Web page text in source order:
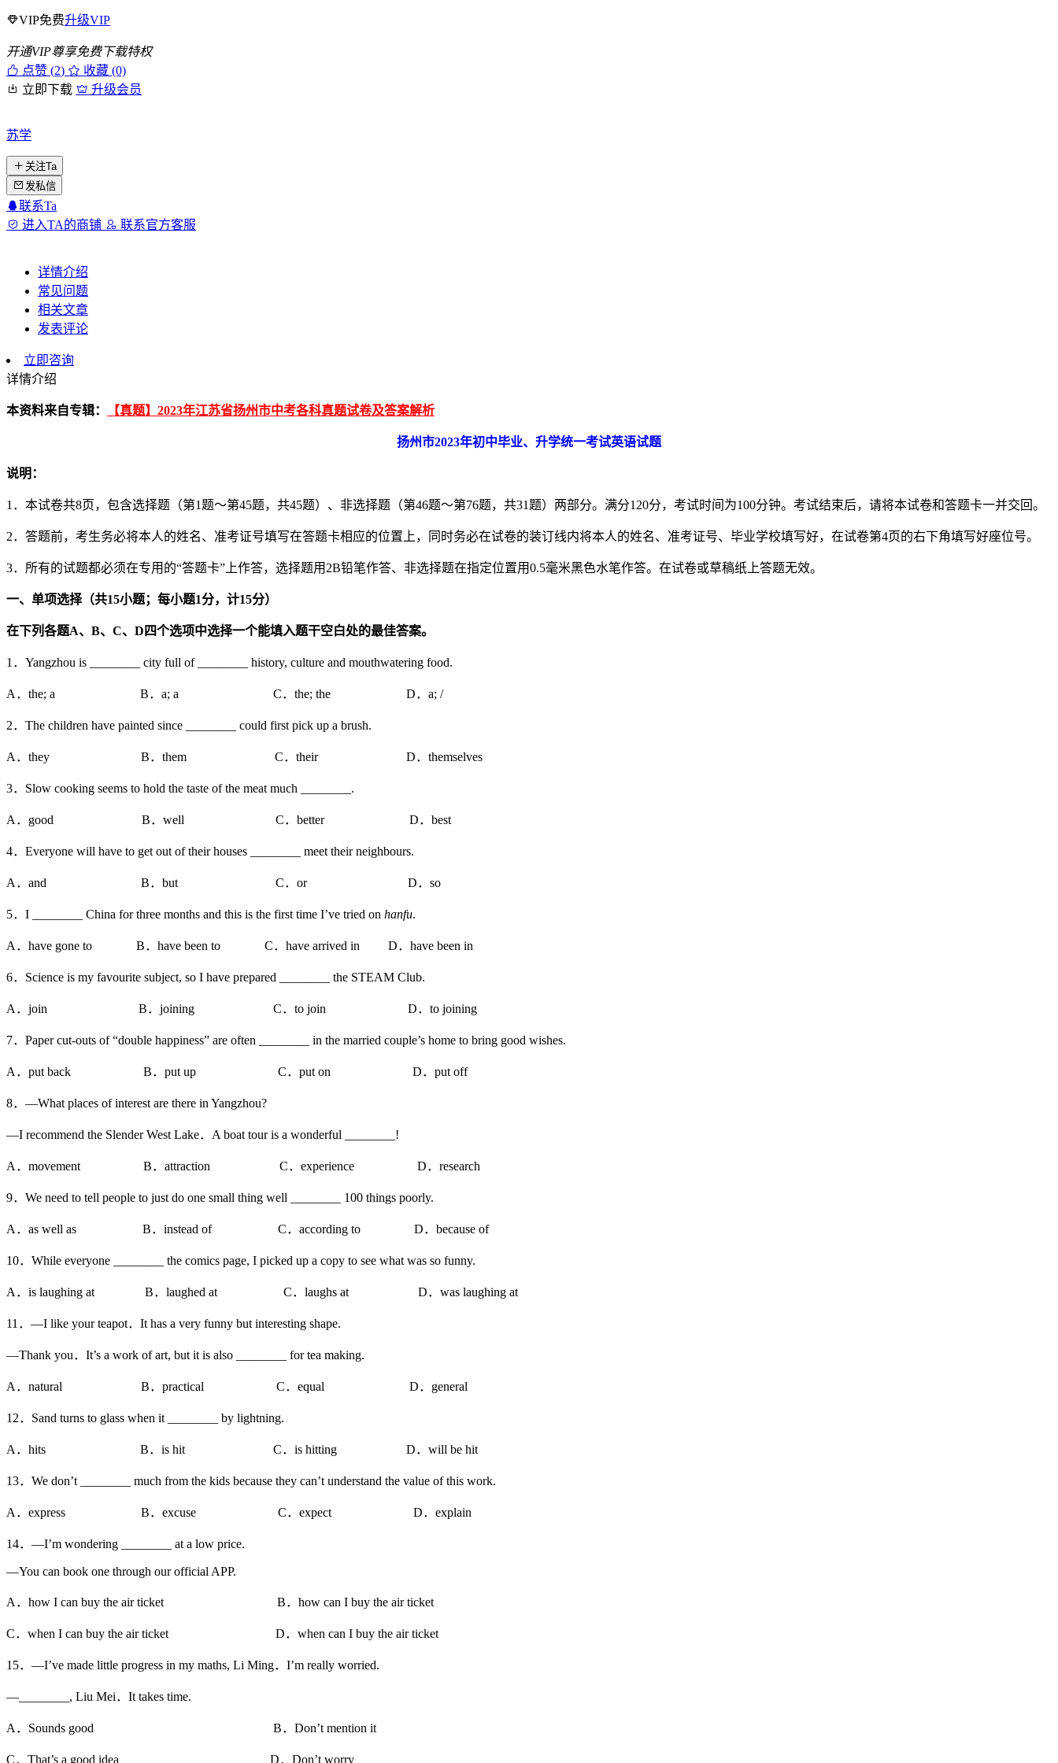
VIP免费升级VIP
开通VIP尊享免费下载特权
点赞 (2)
收藏 (0)
立即下载
升级会员
苏学
关注Ta
发私信
联系Ta
进入TA的商铺
联系官方客服
详情介绍
常见问题
相关文章
发表评论
立即咨询
详情介绍
本资料来自专辑： 【真题】2023年江苏省扬州市中考各科真题试卷及答案解析
扬州市2023年初中毕业、升学统一考试英语试题
说明：
1．本试卷共8页，包含选择题（第1题～第45题，共45题）、非选择题（第46题～第76题，共31题）两部分。满分120分，考试时间为100分钟。考试结束后，请将本试卷和答题卡一并交回。
2．答题前，考生务必将本人的姓名、准考证号填写在答题卡相应的位置上，同时务必在试卷的装订线内将本人的姓名、准考证号、毕业学校填写好，在试卷第4页的右下角填写好座位号。
3．所有的试题都必须在专用的“答题卡”上作答，选择题用2B铅笔作答、非选择题在指定位置用0.5毫米黑色水笔作答。在试卷或草稿纸上答题无效。
一、单项选择（共15小题；每小题1分，计15分）
在下列各题A、 B、 C、 D 四个选项中选择一个能填入题干空白处的最佳答案。
1．Yangzhou is ________ city full of ________ history, culture and mouthwatering food.
A．the; a B．a; a C．the; the D．a; /
2．The children have painted since ________ could first pick up a brush.
A．they B．them C．their D．themselves
3．Slow cooking seems to hold the taste of the meat much ________.
A．good B．well C．better D．best
4．Everyone will have to get out of their houses ________ meet their neighbours.
A．and B．but C．or D．so
5．I ________ China for three months and this is the first time I’ve tried on hanfu.
A．have gone to B．have been to C．have arrived in D．have been in
6．Science is my favourite subject, so I have prepared ________ the STEAM Club.
A．join B．joining C．to join D．to joining
7．Paper cut-outs of “double happiness” are often ________ in the married couple’s home to bring good wishes.
A．put back B．put up C．put on D．put off
8．—What places of interest are there in Yangzhou?
—I recommend the Slender West Lake．A boat tour is a wonderful ________!
A．movement B．attraction C．experience D．research
9．We need to tell people to just do one small thing well ________ 100 things poorly.
A．as well as B．instead of C．according to D．because of
10．While everyone ________ the comics page, I picked up a copy to see what was so funny.
A．is laughing at B．laughed at C．laughs at D．was laughing at
11．—I like your teapot．It has a very funny but interesting shape.
—Thank you．It’s a work of art, but it is also ________ for tea making.
A．natural B．practical C．equal D．general
12．Sand turns to glass when it ________ by lightning.
A．hits B．is hit C．is hitting D．will be hit
13．We don’t ________ much from the kids because they can’t understand the value of this work.
A．express B．excuse C．expect D．explain
14．—I’m wondering ________ at a low price.
—You can book one through our official APP.
A．how I can buy the air ticket B．how can I buy the air ticket
C．when I can buy the air ticket D．when can I buy the air ticket
15．—I’ve made little progress in my maths, Li Ming．I’m really worried.
—________, Liu Mei．It takes time.
A．Sounds good B．Don’t mention it
C．That’s a good idea D．Don’t worry